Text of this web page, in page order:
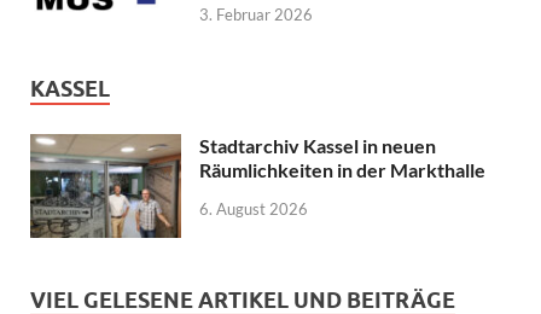
3. Februar 2026
KASSEL
Stadtarchiv Kassel in neuen
Räumlichkeiten in der Markthalle
6. August 2026
VIEL GELESENE ARTIKEL UND BEITRÄGE